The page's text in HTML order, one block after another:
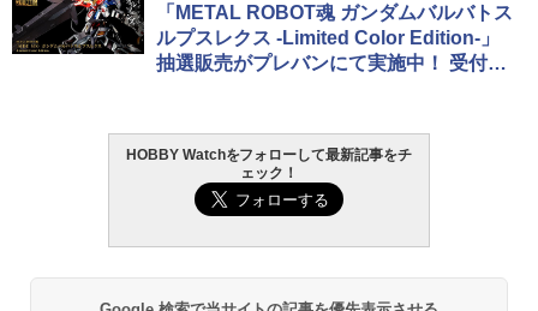
「METAL ROBOT魂 ガンダムバルバトス
ルプスレクス -Limited Color Edition-」
抽選販売がプレバンにて実施中！ 受付は
HOBBY Watchをフォローして最新記事をチ
ェック！